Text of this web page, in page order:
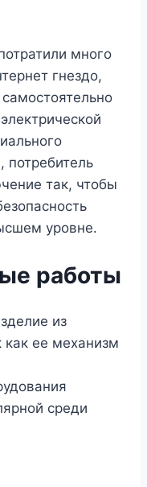
много
гнездо,
потребитель
так, чтобы
уровне.
работы
из
ее механизм
среди